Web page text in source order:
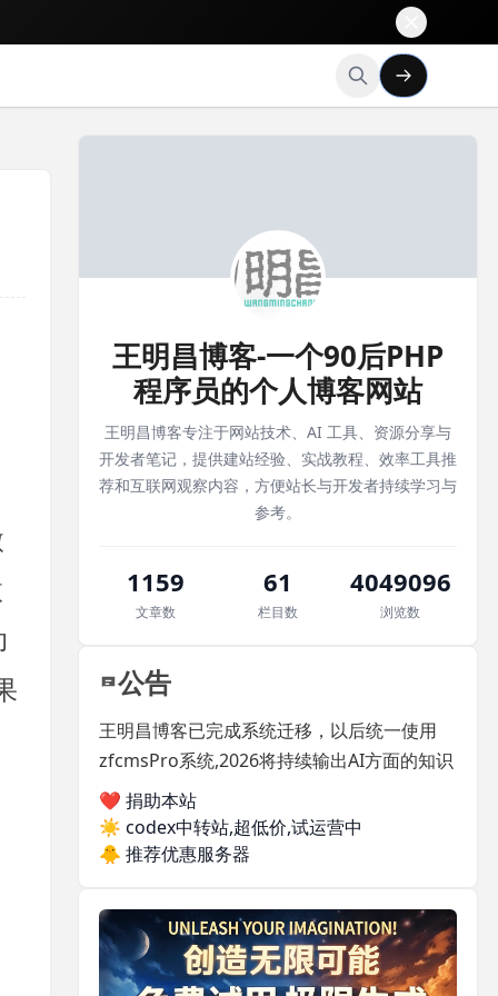
王明昌博客-一个90后PHP
程序员的个人博客网站
王明昌博客专注于网站技术、AI 工具、资源分享与
开发者笔记，提供建站经验、实战教程、效率工具推
荐和互联网观察内容，方便站长与开发者持续学习与
参考。
1159
文章数
61
栏目数
4049096
浏览数
公告
王明昌博客已完成系统迁移，以后统一使用
zfcmsPro系统,2026将持续输出AI方面的知识
❤️ 捐助本站
☀️ codex中转站,超低价,试运营中
🐥 推荐优惠服务器